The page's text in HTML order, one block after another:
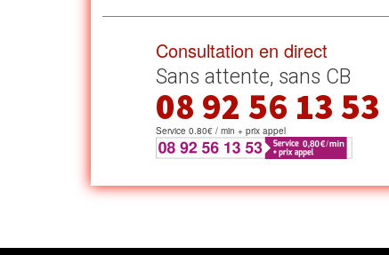
Consultation en direct
Sans attente, sans CB
08 92 56 13 53
Service 0.80€ / min + prix appel